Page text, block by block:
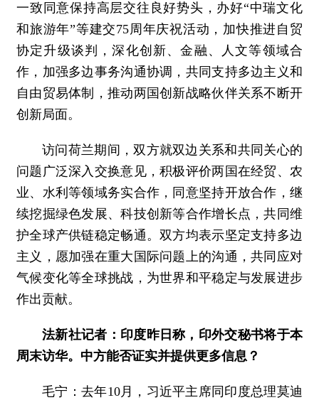
一致同意保持高层交往良好势头，办好“中瑞文化
和旅游年”等建交75周年庆祝活动，加快推进自贸
协定升级谈判，深化创新、金融、人文等领域合
作，加强多边事务沟通协调，共同支持多边主义和
自由贸易体制，推动两国创新战略伙伴关系不断开
创新局面。
访问荷兰期间，双方就双边关系和共同关心的
问题广泛深入交换意见，积极评价两国在经贸、农
业、水利等领域务实合作，同意坚持开放合作，继
续挖掘绿色发展、科技创新等合作增长点，共同维
护全球产供链稳定畅通。双方均表示坚定支持多边
主义，愿加强在重大国际问题上的沟通，共同应对
气候变化等全球挑战，为世界和平稳定与发展进步
作出贡献。
法新社记者：印度昨日称，印外交秘书将于本
周末访华。中方能否证实并提供更多信息？
毛宁：去年10月，习近平主席同印度总理莫迪